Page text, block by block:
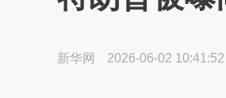
新华网 2026-06-02 10:41:52